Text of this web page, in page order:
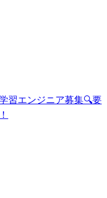
習エンジニア募集🔍要